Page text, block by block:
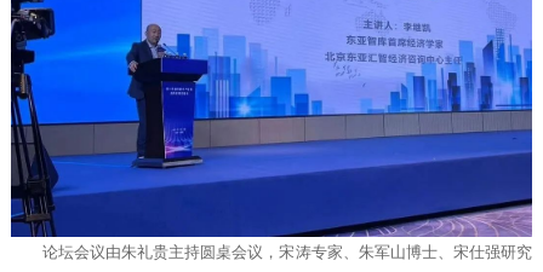
论坛会议由朱礼贵主持圆桌会议，宋涛专家、朱军山博士、宋仕强研究